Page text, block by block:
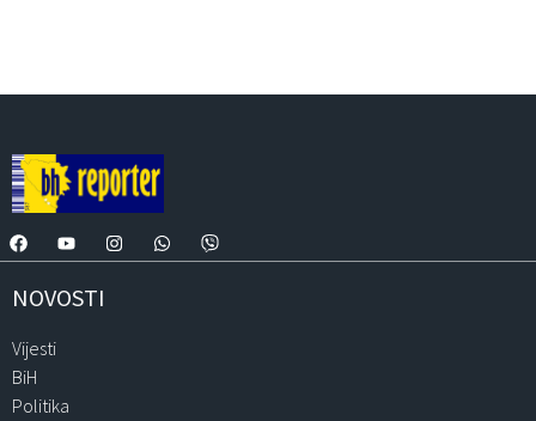
NOVOSTI
Vijesti
BiH
Politika